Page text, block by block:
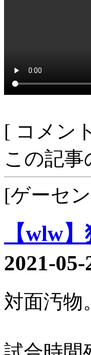
[ コメン
この記事
[ゲーセ
【wlw
2021-
対面汚物